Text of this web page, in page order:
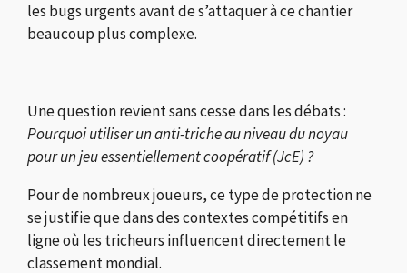
les bugs urgents avant de s’attaquer à ce chantier
beaucoup plus complexe.
Une question revient sans cesse dans les débats :
Pourquoi utiliser un anti-triche au niveau du noyau
pour un jeu essentiellement coopératif (JcE) ?
Pour de nombreux joueurs, ce type de protection ne
se justifie que dans des contextes compétitifs en
ligne où les tricheurs influencent directement le
classement mondial.